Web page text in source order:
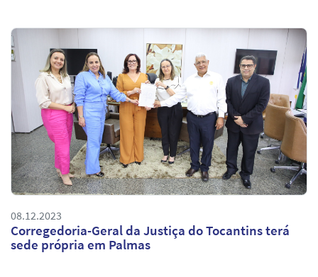
08.12.2023
Corregedoria-Geral da Justiça do Tocantins terá
sede própria em Palmas